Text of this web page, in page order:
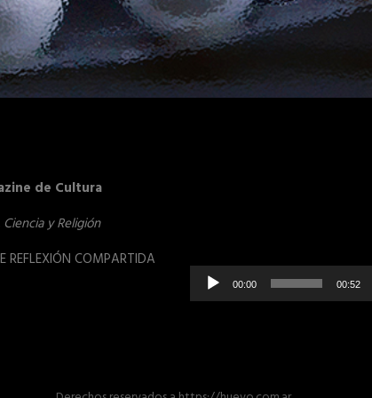
de Cultura
y Religión
REFLEXIÓN COMPARTIDA
00:00 00:52